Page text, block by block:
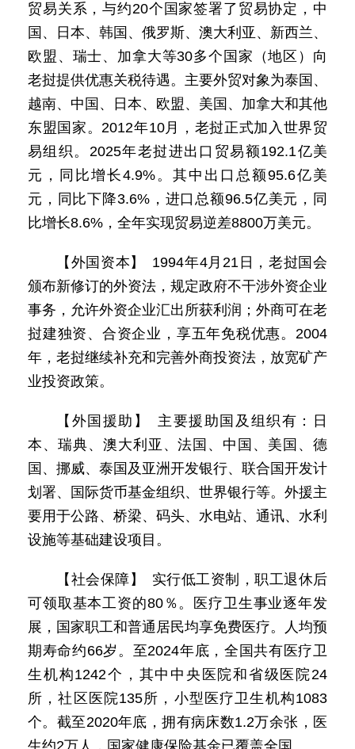
贸易关系，与约20个国家签署了贸易协定，中
国、日本、韩国、俄罗斯、澳大利亚、新西兰、
欧盟、瑞士、加拿大等30多个国家（地区）向
老挝提供优惠关税待遇。主要外贸对象为泰国、
越南、中国、日本、欧盟、美国、加拿大和其他
东盟国家。2012年10月，老挝正式加入世界贸
易组织。2025年老挝进出口贸易额192.1亿美
元，同比增长4.9%。其中出口总额95.6亿美
元，同比下降3.6%，进口总额96.5亿美元，同
比增长8.6%，全年实现贸易逆差8800万美元。
【外国资本】 1994年4月21日，老挝国会
颁布新修订的外资法，规定政府不干涉外资企业
事务，允许外资企业汇出所获利润；外商可在老
挝建独资、合资企业，享五年免税优惠。2004
年，老挝继续补充和完善外商投资法，放宽矿产
业投资政策。
【外国援助】 主要援助国及组织有：日
本、瑞典、澳大利亚、法国、中国、美国、德
国、挪威、泰国及亚洲开发银行、联合国开发计
划署、国际货币基金组织、世界银行等。外援主
要用于公路、桥梁、码头、水电站、通讯、水利
设施等基础建设项目。
【社会保障】 实行低工资制，职工退休后
可领取基本工资的80％。医疗卫生事业逐年发
展，国家职工和普通居民均享免费医疗。人均预
期寿命约66岁。至2024年底，全国共有医疗卫
生机构1242个，其中中央医院和省级医院24
所，社区医院135所，小型医疗卫生机构1083
个。截至2020年底，拥有病床数1.2万余张，医
生约2万人，国家健康保险基金已覆盖全国。